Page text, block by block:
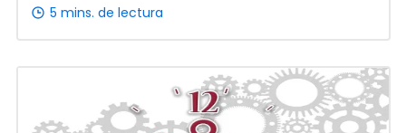
5 mins. de lectura